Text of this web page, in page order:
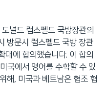
널드 럼스펠드 국방장관의
방문시 럼스펠드 국방 장관
대에 합의했습니다. 이 합의
국에서 영어를 수학할 수 있
해, 미국과 베트남은 협조 협